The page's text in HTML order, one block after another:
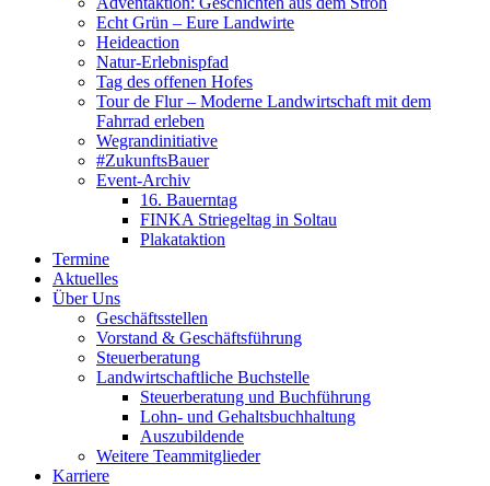
Echt Grün – Eure Landwirte
Heideaction
Natur-Erlebnispfad
Tag des offenen Hofes
Tour de Flur – Moderne Landwirtschaft mit dem
Fahrrad erleben
Wegrandinitiative
#ZukunftsBauer
Event-Archiv
16. Bauerntag
FINKA Striegeltag in Soltau
Plakataktion
Termine
Aktuelles
Über Uns
Geschäftsstellen
Vorstand & Geschäftsführung
Steuerberatung
Landwirtschaftliche Buchstelle
Steuerberatung und Buchführung
Lohn- und Gehaltsbuchhaltung
Auszubildende
Weitere Teammitglieder
Karriere